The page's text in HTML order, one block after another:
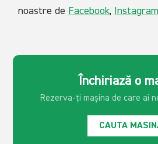
noastre de Facebook, Instagram
Închiriază o
Rezerva-ți mașina de care ai
CAUTA